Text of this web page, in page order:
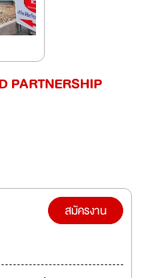
PARTNERSHIP
สมัครงาน